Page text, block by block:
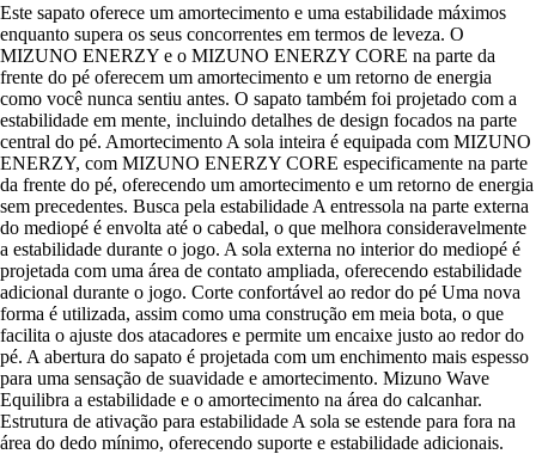
Este sapato oferece um amortecimento e uma estabilidade máximos
enquanto supera os seus concorrentes em termos de leveza. O
MIZUNO ENERZY e o MIZUNO ENERZY CORE na parte da
frente do pé oferecem um amortecimento e um retorno de energia
como você nunca sentiu antes. O sapato também foi projetado com a
estabilidade em mente, incluindo detalhes de design focados na parte
central do pé. Amortecimento A sola inteira é equipada com MIZUNO
ENERZY, com MIZUNO ENERZY CORE especificamente na parte
da frente do pé, oferecendo um amortecimento e um retorno de energia
sem precedentes. Busca pela estabilidade A entressola na parte externa
do mediopé é envolta até o cabedal, o que melhora consideravelmente
a estabilidade durante o jogo. A sola externa no interior do mediopé é
projetada com uma área de contato ampliada, oferecendo estabilidade
adicional durante o jogo. Corte confortável ao redor do pé Uma nova
forma é utilizada, assim como uma construção em meia bota, o que
facilita o ajuste dos atacadores e permite um encaixe justo ao redor do
pé. A abertura do sapato é projetada com um enchimento mais espesso
para uma sensação de suavidade e amortecimento. Mizuno Wave
Equilibra a estabilidade e o amortecimento na área do calcanhar.
Estrutura de ativação para estabilidade A sola se estende para fora na
área do dedo mínimo, oferecendo suporte e estabilidade adicionais.